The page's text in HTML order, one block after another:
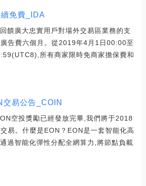
免費_IDA
饋廣大忠實用戶對場外交易區業務的支
告費六個月。從2019年4月1日00:00至
所有商家限時免商家擔保費和
易公告_COIN
空投獎勵已經發放完畢,我們將于2018
易。什麼是EON？EON是一套智能化高
過智能化彈性分配全網算力,將節點負載